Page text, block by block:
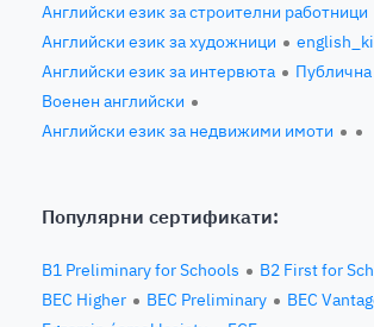
Английски език за строителни работници
Английски език за художници
Английски език за интервюта
Военен английски
Английски език за недвижими имоти
Популярни сертификати:
B1 Preliminary for Schools
B2 First for
BEC Higher
BEC Preliminary BEC